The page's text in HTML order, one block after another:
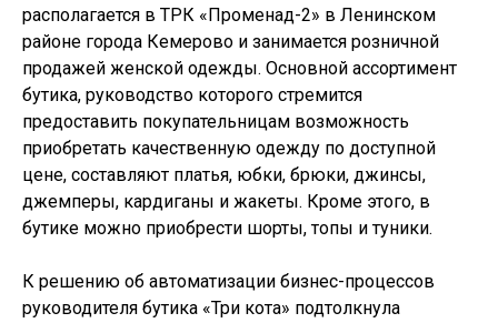
располагается в ТРК «Променад-2» в Ленинском
районе города Кемерово и занимается розничной
продажей женской одежды. Основной ассортимент
бутика, руководство которого стремится
предоставить покупательницам возможность
приобретать качественную одежду по доступной
цене, составляют платья, юбки, брюки, джинсы,
джемперы, кардиганы и жакеты. Кроме этого, в
бутике можно приобрести шорты, топы и туники.
К решению об автоматизации бизнес-процессов
руководителя бутика «Три кота» подтолкнула